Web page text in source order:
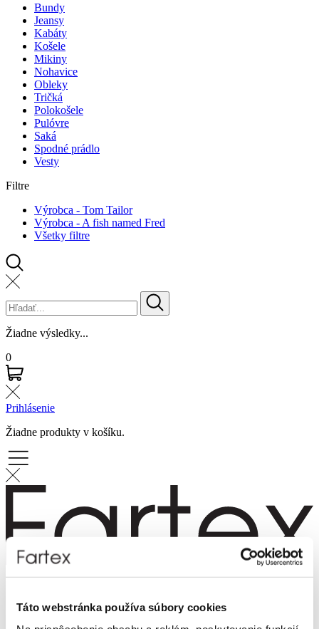
Táto webstránka používa súbory cookies
Bundy
Jeansy
Kabáty
Košele
Mikiny
Nohavice
Obleky
Tričká
Polokošele
Pulóvre
Saká
Spodné prádlo
Vesty
Filtre
Výrobca - Tom Tailor
Výrobca - A fish named Fred
Všetky filtre
Žiadne výsledky...
0
Prihlásenie
Žiadne produkty v košíku.
Dámska móda
Pánska móda